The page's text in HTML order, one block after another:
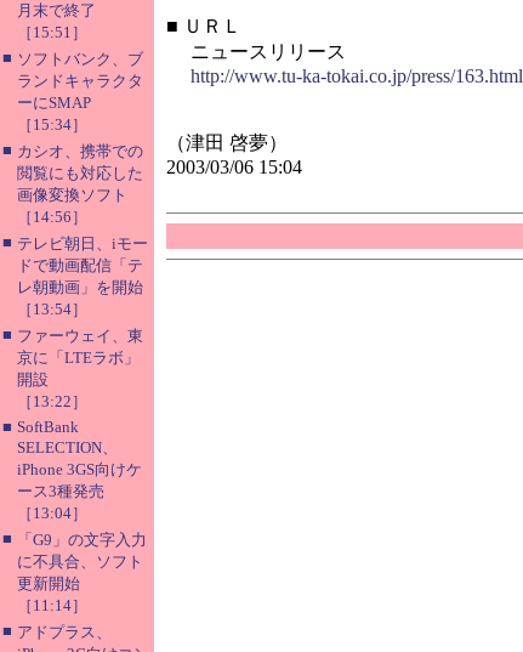
月末で終了
［15:51］
■ ソフトバンク、ブ
ランドキャラクタ
ーにSMAP
［15:34］
■ カシオ、携帯での
閲覧にも対応した
画像変換ソフト
［14:56］
■ テレビ朝日、iモー
ドで動画配信「テ
レ朝動画」を開始
［13:54］
■ ファーウェイ、東
京に「LTEラボ」
開設
［13:22］
■ SoftBank
SELECTION、
iPhone 3GS向けケ
ース3種発売
［13:04］
■
「G9」の文字入力
に不具合、ソフト
更新開始
［11:14］
■ アドプラス、
■ ＵＲＬ
ニュースリリース
http://www.tu-ka-tokai.co.jp/press/163.html
（津田 啓夢）
2003/03/06 15:04